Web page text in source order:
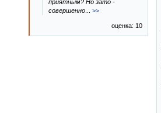
приятным? Но зато -
совершенно
>>
оценка: 10